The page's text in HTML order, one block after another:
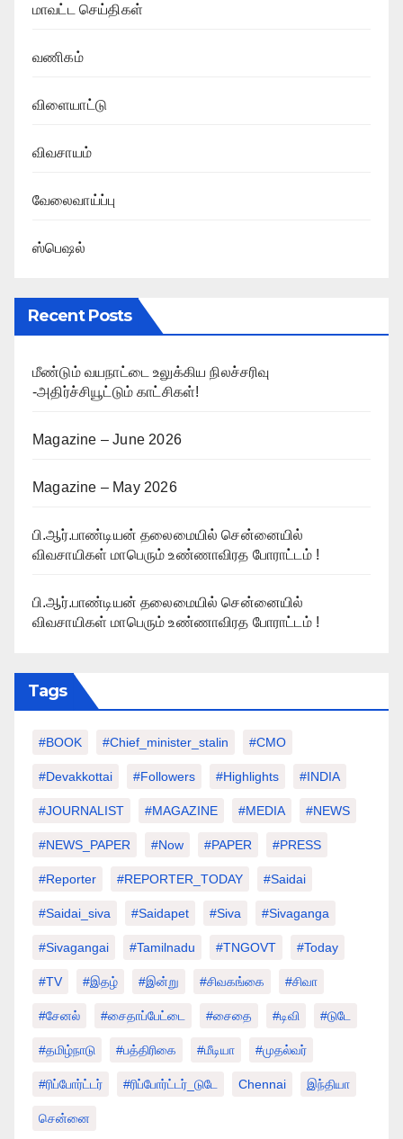
மாவட்ட செய்திகள்
வணிகம்
விளையாட்டு
விவசாயம்
வேலைவாய்ப்பு
ஸ்பெஷல்
Recent Posts
மீண்டும் வயநாட்டை உலுக்கிய நிலச்சரிவு
-அதிர்ச்சியூட்டும் காட்சிகள்!
Magazine – June 2026
Magazine – May 2026
பி.ஆர்.பாண்டியன் தலைமையில் சென்னையில்
விவசாயிகள் மாபெரும் உண்ணாவிரத போராட்டம் !
பி.ஆர்.பாண்டியன் தலைமையில் சென்னையில்
விவசாயிகள் மாபெரும் உண்ணாவிரத போராட்டம் !
Tags
#BOOK #chief_minister_stalin #CMO
#devakkottai #followers #highlights #INDIA
#JOURNALIST #MAGAZINE #MEDIA #NEWS
#NEWS_PAPER #Now #PAPER #PRESS
#Reporter #REPORTER_TODAY #saidai
#saidai_siva #saidapet #Siva #Sivaganga
#sivagangai #tamilnadu #TNGOVT #today
#TV #இதழ் #இன்று #சிவகங்கை #சிவா
#சேனல் #சைதாப்பேட்டை #சைதை #டிவி #டுடே
#தமிழ்நாடு #பத்திரிகை #மீடியா #முதல்வர்
#ரிப்போர்ட்டர் #ரிப்போர்ட்டர்_டுடே Chennai இந்தியா
சென்னை